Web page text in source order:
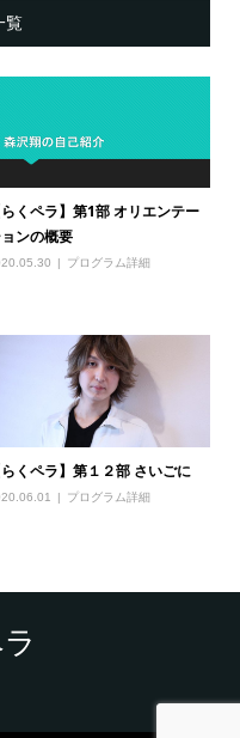
覧
らくペラ】第1部 オリエンテー
ンの概要
プログラム詳細
らくペラ】第１２部 さいごに
プログラム詳細